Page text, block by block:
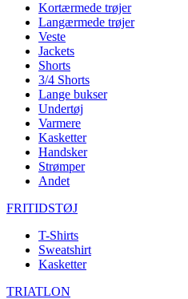
Kortærmede trøjer
Langærmede trøjer
Veste
Jackets
Shorts
3/4 Shorts
Lange bukser
Undertøj
Varmere
Kasketter
Handsker
Strømper
Andet
FRITIDSTØJ
T-Shirts
Sweatshirt
Kasketter
TRIATLON